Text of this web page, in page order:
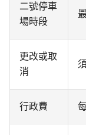
二號停車
場時段
更改或取
消
行政費